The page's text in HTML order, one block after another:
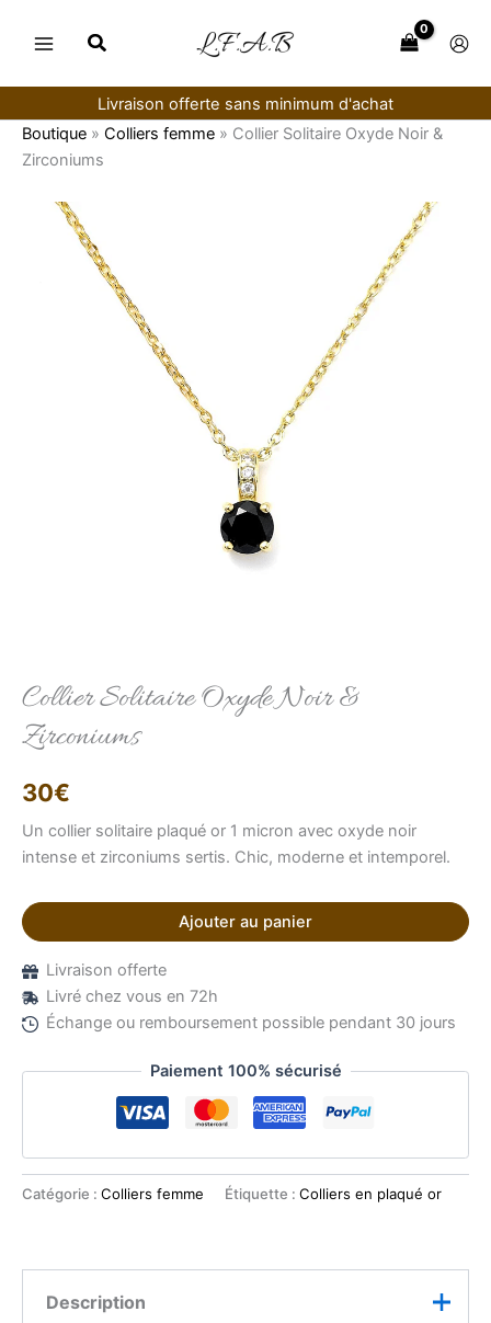
Livraison offerte sans minimum d'achat
Boutique » Colliers femme » Collier Solitaire Oxyde Noir &
Zirconiums
Collier Solitaire Oxyde Noir &
Zirconiums
30€
Un collier solitaire plaqué or 1 micron avec oxyde noir
intense et zirconiums sertis. Chic, moderne et intemporel.
quantité
Ajouter au panier
Livraison offerte
Livré chez vous en 72h
Échange ou remboursement possible pendant 30 jours
Paiement 100% sécurisé
Catégorie : Colliers femme Étiquette : Colliers en plaqué or
Description
Bonjour, je suis Élise, votre conseillère virtuelle.
Comment puis-je vous aider ?